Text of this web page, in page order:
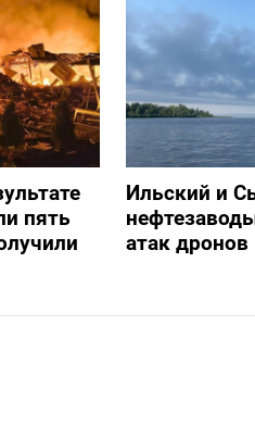
пять
Ильский и
атак дронов